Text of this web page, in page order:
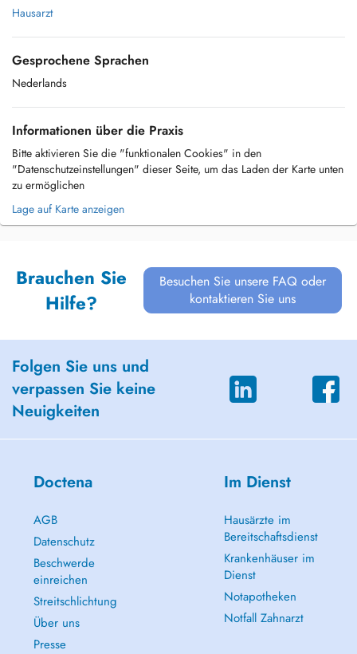
Hausarzt
Gesprochene Sprachen
Nederlands
Informationen über die Praxis
Bitte aktivieren Sie die "funktionalen Cookies" in den
"Datenschutzeinstellungen" dieser Seite, um das Laden der Karte unten
zu ermöglichen
Lage auf Karte anzeigen
Brauchen Sie
Hilfe?
Besuchen Sie unsere FAQ oder
kontaktieren Sie uns
Folgen Sie uns und
verpassen Sie keine
Neuigkeiten
Doctena
AGB
Datenschutz
Beschwerde
einreichen
Streitschlichtung
Über uns
Presse
Im Dienst
Hausärzte im
Bereitschaftsdienst
Krankenhäuser im
Dienst
Notapotheken
Notfall Zahnarzt